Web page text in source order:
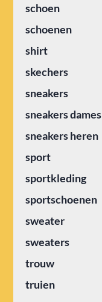
schoen
schoenen
shirt
skechers
sneakers
sneakers dames
sneakers heren
sport
sportkleding
sportschoenen
sweater
sweaters
trouw
truien